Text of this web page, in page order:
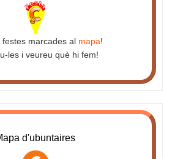
festes marcades al mapa!
les i veureu què hi fem!
d'ubuntaires